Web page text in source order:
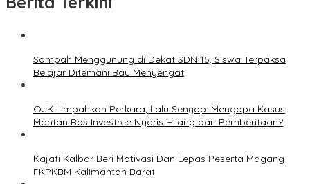
Sampah Menggunung di Dekat SDN 15, Siswa Terpaksa
Belajar Ditemani Bau Menyengat
OJK Limpahkan Perkara, Lalu Senyap: Mengapa Kasus
Mantan Bos Investree Nyaris Hilang dari Pemberitaan?
Kajati Kalbar Beri Motivasi Dan Lepas Peserta Magang
FKPKBM Kalimantan Barat